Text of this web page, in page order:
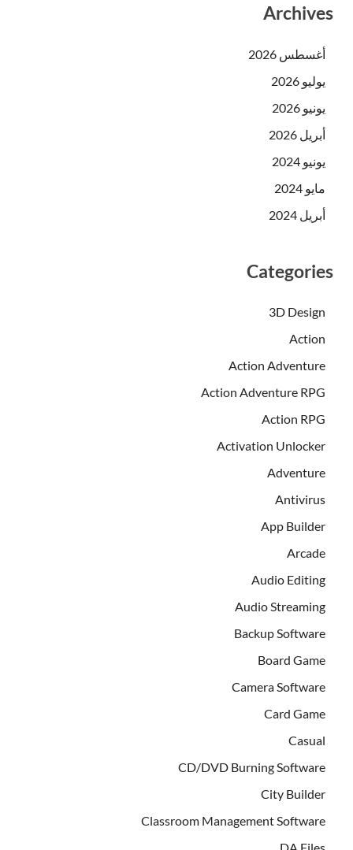
Archives
أغسطس 2026
يوليو 2026
يونيو 2026
أبريل 2026
يونيو 2024
مايو 2024
أبريل 2024
Categories
3D Design
Action
Action Adventure
Action Adventure RPG
Action RPG
Activation Unlocker
Adventure
Antivirus
App Builder
Arcade
Audio Editing
Audio Streaming
Backup Software
Board Game
Camera Software
Card Game
Casual
CD/DVD Burning Software
City Builder
Classroom Management Software